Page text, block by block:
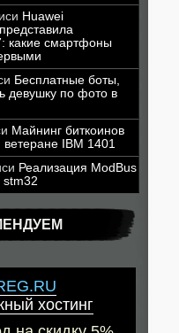
Huawei
какие смартфоны
Бесплатные боты,
девушку по фото в
Майнинг биткоинов
IBM 1401
Реализация ModBus
stm32
хостинг